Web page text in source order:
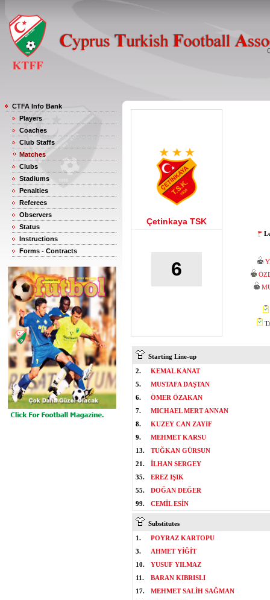
CTFA Info Bank
Players
Coaches
Club Staffs
Matches
Clubs
Stadiums
Penalties
Referees
Observers
Status
Instructions
Forms - Contracts
Çetinkaya TSK
6
Starting Line-up
2.
KEMAL KANAT
5.
MUSTAFA DAŞTAN
6.
ÖMER ÖZAKAN
7.
MICHAEL MERT ANNAN
8.
KUZEY CAN ZAYIF
9.
MEHMET KARSU
13.
TUĞKAN GÜRSUN
21.
İLHAN SERGEY
35.
EREZ IŞIK
55.
DOĞAN DEĞER
99.
CEMİL ESİN
Substitutes
1.
POYRAZ KARTOPU
3.
AHMET YİĞİT
10.
YUSUF YILMAZ
11.
BARAN KIBRISLI
17.
MEHMET SALİH SAĞMAN